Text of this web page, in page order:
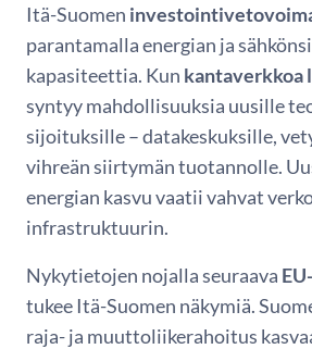
Itä-Suomen
parantamalla energian ja
kapasiteettia. Kun kantaverkkoa
syntyy mahdollisuuksia uusille
sijoituksille – datakeskuksille,
vihreän siirtymän tuotannolle.
energian kasvu vaatii vahvat
infrastruktuurin.
Nykytietojen nojalla seuraava
tukee Itä-Suomen näkymiä.
raja- ja muuttoliikerahoitus